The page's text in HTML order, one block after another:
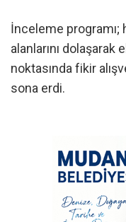
İnceleme programı;
alanlarını
noktasında fikir
sona erdi.